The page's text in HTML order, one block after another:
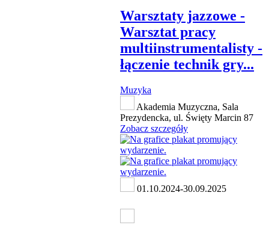
Warsztaty jazzowe -
Warsztat pracy
multiinstrumentalisty -
łączenie technik gry...
Muzyka
Akademia Muzyczna, Sala
Prezydencka, ul. Święty Marcin 87
Zobacz szczegóły
01.10.2024-30.09.2025